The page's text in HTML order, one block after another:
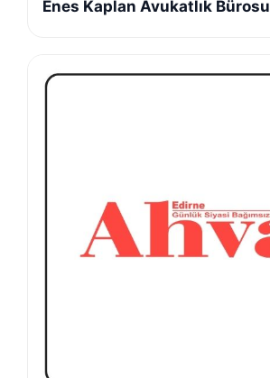
Enes Kaplan Avukatlık Bürosu